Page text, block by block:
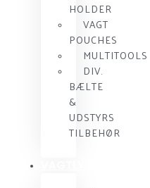
HOLDER
VAGT
POUCHES
MULTITOOLS
DIV.
BÆLTE
&
UDSTYRS
TILBEHØR